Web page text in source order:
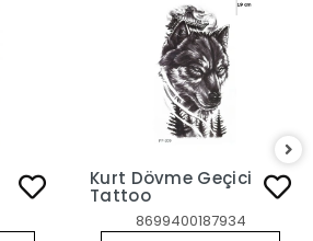
Kurt Dövme Geçici
Tattoo
8699400187934